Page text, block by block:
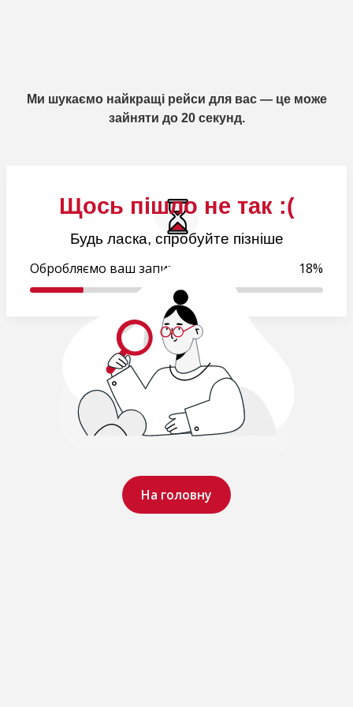
Щось пішло не так :(
Будь ласка, спробуйте пізніше
На головну
Ми шукаємо найкращі рейси для вас — це може
зайняти до 20 секунд.
Обробляємо ваш запит.. 19%